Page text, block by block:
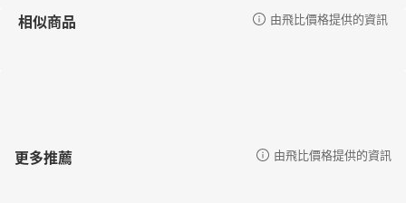
相似商品 由飛比價格提供的資訊
更多推薦 由飛比價格提供的資訊